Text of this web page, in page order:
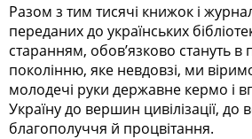
Разом з тим тисячі книжок і
переданих до українських
старанням, обов’язково стануть
поколінню, яке невдовзі, ми
молодечі руки державне кермо і
Україну до вершин цивілізації, до
благополуччя й процвітання.